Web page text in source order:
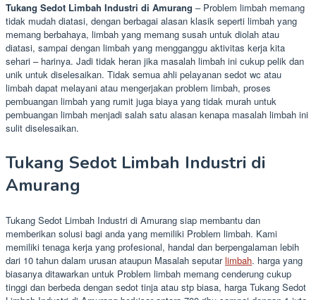
Tukang Sedot Limbah Industri di Amurang – Problem limbah memang
tidak mudah diatasi, dengan berbagai alasan klasik seperti limbah yang
memang berbahaya, limbah yang memang susah untuk diolah atau
diatasi, sampai dengan limbah yang mengganggu aktivitas kerja kita
sehari – harinya. Jadi tidak heran jika masalah limbah ini cukup pelik dan
unik untuk diselesaikan. Tidak semua ahli pelayanan sedot wc atau
limbah dapat melayani atau mengerjakan problem limbah, proses
pembuangan limbah yang rumit juga biaya yang tidak murah untuk
pembuangan limbah menjadi salah satu alasan kenapa masalah limbah ini
sulit diselesaikan.
Tukang Sedot Limbah Industri di
Amurang
Tukang Sedot Limbah Industri di Amurang siap membantu dan
memberikan solusi bagi anda yang memiliki Problem limbah. Kami
memiliki tenaga kerja yang profesional, handal dan berpengalaman lebih
dari 10 tahun dalam urusan ataupun Masalah seputarlimbah. harga yang
biasanya ditawarkan untuk Problem limbah memang cenderung cukup
tinggi dan berbeda dengan sedot tinja atau stp biasa, harga Tukang Sedot